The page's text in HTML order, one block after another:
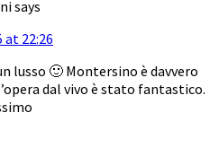
says
at 22:26
lusso 🙂 Montersino è davvero
dal vivo è stato fantastico.